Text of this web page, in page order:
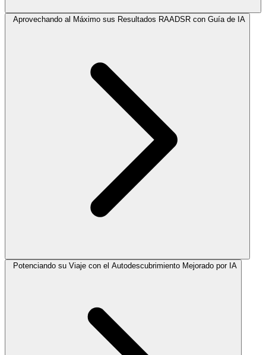
Aprovechando al Máximo sus Resultados RAADSR con Guía de IA
Potenciando su Viaje con el Autodescubrimiento Mejorado por IA